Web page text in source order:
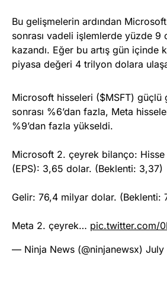
Bu gelişmelerin ardından
sonrası vadeli işlemlerde yüzde 9
kazandı. Eğer bu artış gün içinde
piyasa değeri 4 trilyon dolara
Microsoft hisseleri ($MSFT) güçlü
sonrası %6’dan fazla, Meta
%9’dan fazla yükseldi.
Microsoft 2. çeyrek bilanço: Hisse
(EPS): 3,65 dolar. (Beklenti: 3,37)
Gelir: 76,4 milyar dolar. (Beklenti:
Meta 2. çeyrek… pic.twitter.com/
— Ninja News (@ninjanewsx) July